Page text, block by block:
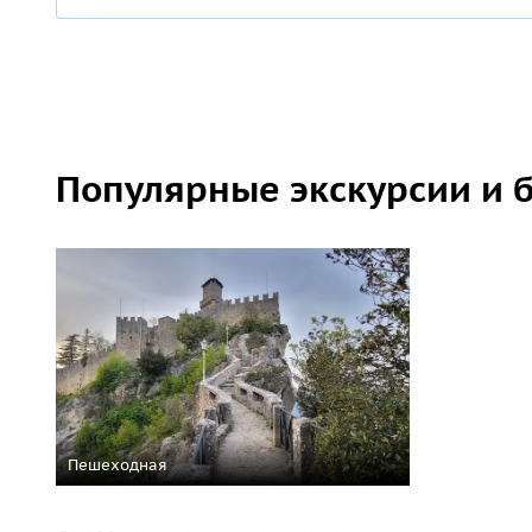
Популярные экскурсии и
Пешеходная